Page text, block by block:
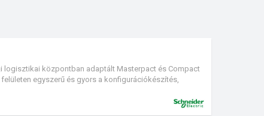
logisztikai központban adaptált Masterpact és Compact
egyszerű és gyors a konfigurációkészítés,
illetve felhőbe menthető, illetve más felhasználó